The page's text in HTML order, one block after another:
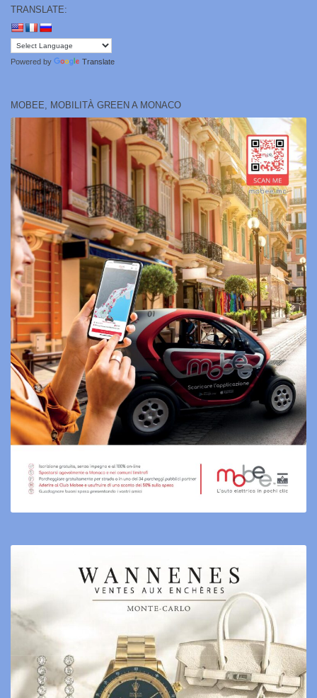
TRANSLATE:
Powered by Translate
MOBEE, MOBILITÀ GREEN A MONACO